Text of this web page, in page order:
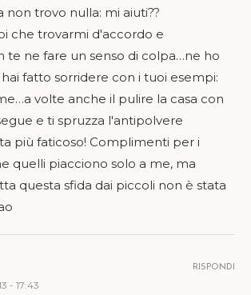
non trovo nulla: mi aiuti??
che trovarmi d'accordo e
te ne fare un senso di colpa…ne ho
fatto sorridere con i tuoi esempi:
volte anche il pulire la casa con
e ti spruzza l'antipolvere
più faticoso! Complimenti per i
quelli piacciono solo a me, ma
questa sfida dai piccoli non è stata
- 17:43
RISPONDI